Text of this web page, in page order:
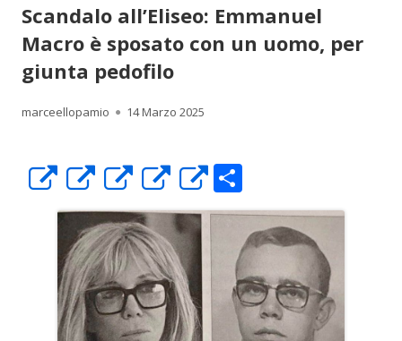
Scandalo all’Eliseo: Emmanuel
Macro è sposato con un uomo, per
giunta pedofilo
Autore
marceellopamio Pubblicato
14 Marzo 2025
Apre
in
una
nuova
finestra
Apre
in
una
nuova
finestra
Apre
in
una
nuova
finestra
Apre
in
una
nuova
finestra
Apre
in
una
nuova
finestra
o
n
di
vi
di